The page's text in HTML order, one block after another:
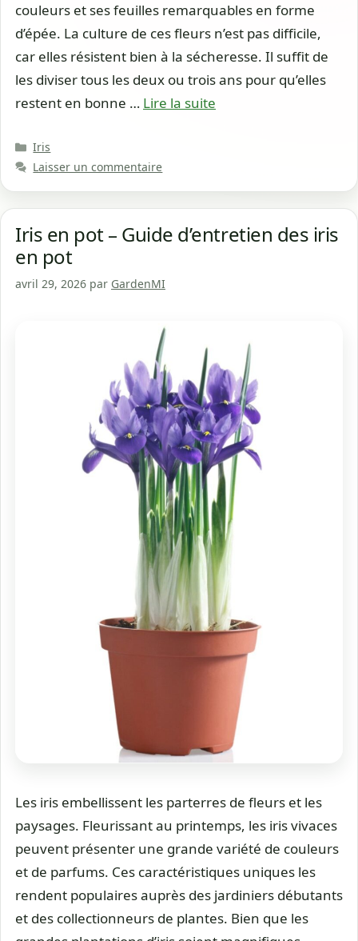
couleurs et ses feuilles remarquables en forme
d’épée. La culture de ces fleurs n’est pas difficile,
car elles résistent bien à la sécheresse. Il suffit de
les diviser tous les deux ou trois ans pour qu’elles
restent en bonne … Lire la suite
Catégories
Iris
Laisser un commentaire
Iris en pot – Guide d’entretien des iris
en pot
avril 29, 2026 par GardenMI
Les iris embellissent les parterres de fleurs et les
paysages. Fleurissant au printemps, les iris vivaces
peuvent présenter une grande variété de couleurs
et de parfums. Ces caractéristiques uniques les
rendent populaires auprès des jardiniers débutants
et des collectionneurs de plantes. Bien que les